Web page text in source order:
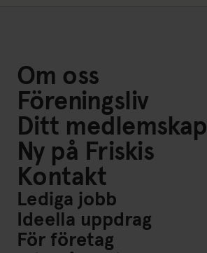
Om oss
Föreningsliv
Ditt medlemskap
Ny på Friskis
Kontakt
Lediga jobb
Ideella uppdrag
För företag